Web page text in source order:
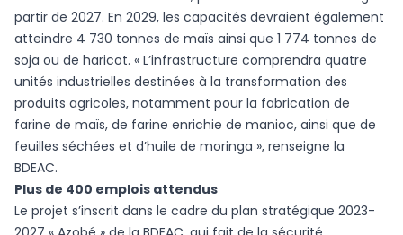
partir de 2027. En 2029, les capacités devraient également
atteindre 4 730 tonnes de maïs ainsi que 1 774 tonnes de
soja ou de haricot. « L’infrastructure comprendra quatre
unités industrielles destinées à la transformation des
produits agricoles, notamment pour la fabrication de
farine de maïs, de farine enrichie de manioc, ainsi que de
feuilles séchées et d’huile de moringa », renseigne la
BDEAC.
Plus de 400 emplois attendus
Le projet s’inscrit dans le cadre du plan stratégique 2023-